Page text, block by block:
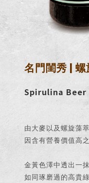
名門閨秀 |
Spirulina Beer
由大麥以及螺旋藻
因含有營養價值高
金黃色澤中透出一
如同琢磨過的高貴